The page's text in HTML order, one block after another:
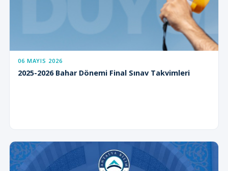
06 MAYIS 2026
2025-2026 Bahar Dönemi Final Sınav Takvimleri